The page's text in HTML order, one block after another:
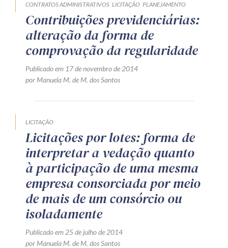
Zênite in Company
Diferenciais
Telefone (41) 2109-8666
Whatsapp (41) 98881-6616
CONTRATOS ADMINISTRATIVOS LICITAÇÃO PLANEJAMENTO
Contribuições previdenciárias:
alteração da forma de
comprovação da regularidade
Publicado em 17 de novembro de 2014
por Manuela M. de M. dos Santos
LICITAÇÃO
Licitações por lotes: forma de
interpretar a vedação quanto
à participação de uma mesma
empresa consorciada por meio
de mais de um consórcio ou
isoladamente
Publicado em 25 de julho de 2014
por Manuela M. de M. dos Santos